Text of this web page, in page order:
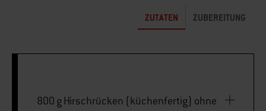
ZUTATEN ZUBEREITUNG
800 g Hirschrücken (küchenfertig) ohne